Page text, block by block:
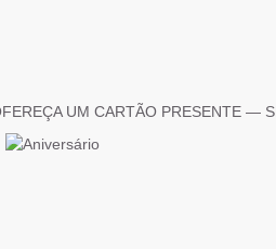
UM CARTÃO PRESENTE —